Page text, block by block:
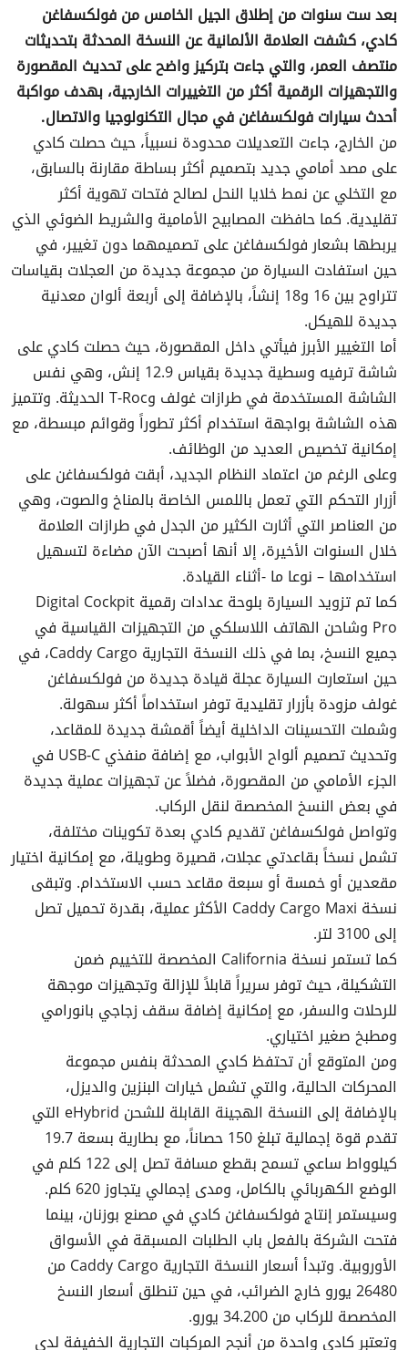
بعد ست سنوات من إطلاق الجيل الخامس من فولكسفاغن
كادي، كشفت العلامة الألمانية عن النسخة المحدثة بتحديثات
منتصف العمر، والتي جاءت بتركيز واضح على تحديث المقصورة
والتجهيزات الرقمية أكثر من التغييرات الخارجية، بهدف مواكبة
أحدث سيارات فولكسفاغن في مجال التكنولوجيا والاتصال.
من الخارج، جاءت التعديلات محدودة نسبياً، حيث حصلت كادي
على مصد أمامي جديد بتصميم أكثر بساطة مقارنة بالسابق،
مع التخلي عن نمط خلايا النحل لصالح فتحات تهوية أكثر
تقليدية. كما حافظت المصابيح الأمامية والشريط الضوئي الذي
يربطها بشعار فولكسفاغن على تصميمهما دون تغيير، في
حين استفادت السيارة من مجموعة جديدة من العجلات بقياسات
تتراوح بين 16 و18 إنشاً، بالإضافة إلى أربعة ألوان معدنية
جديدة للهيكل.
أما التغيير الأبرز فيأتي داخل المقصورة، حيث حصلت كادي على
شاشة ترفيه وسطية جديدة بقياس 12.9 إنش، وهي نفس
الشاشة المستخدمة في طرازات غولف وT-Roc الحديثة. وتتميز
هذه الشاشة بواجهة استخدام أكثر تطوراً وقوائم مبسطة، مع
إمكانية تخصيص العديد من الوظائف.
وعلى الرغم من اعتماد النظام الجديد، أبقت فولكسفاغن على
أزرار التحكم التي تعمل باللمس الخاصة بالمناخ والصوت، وهي
من العناصر التي أثارت الكثير من الجدل في طرازات العلامة
خلال السنوات الأخيرة، إلا أنها أصبحت الآن مضاءة لتسهيل
استخدامها – نوعا ما -أثناء القيادة.
كما تم تزويد السيارة بلوحة عدادات رقمية Digital Cockpit
Pro وشاحن الهاتف اللاسلكي من التجهيزات القياسية في
جميع النسخ، بما في ذلك النسخة التجارية Caddy Cargo، في
حين استعارت السيارة عجلة قيادة جديدة من فولكسفاغن
غولف مزودة بأزرار تقليدية توفر استخداماً أكثر سهولة.
وشملت التحسينات الداخلية أيضاً أقمشة جديدة للمقاعد،
وتحديث تصميم ألواح الأبواب، مع إضافة منفذي USB-C في
الجزء الأمامي من المقصورة، فضلاً عن تجهيزات عملية جديدة
في بعض النسخ المخصصة لنقل الركاب.
وتواصل فولكسفاغن تقديم كادي بعدة تكوينات مختلفة،
تشمل نسخاً بقاعدتي عجلات، قصيرة وطويلة، مع إمكانية اختيار
مقعدين أو خمسة أو سبعة مقاعد حسب الاستخدام. وتبقى
نسخة Caddy Cargo Maxi الأكثر عملية، بقدرة تحميل تصل
إلى 3100 لتر.
كما تستمر نسخة California المخصصة للتخييم ضمن
التشكيلة، حيث توفر سريراً قابلاً للإزالة وتجهيزات موجهة
للرحلات والسفر، مع إمكانية إضافة سقف زجاجي بانورامي
ومطبخ صغير اختياري.
ومن المتوقع أن تحتفظ كادي المحدثة بنفس مجموعة
المحركات الحالية، والتي تشمل خيارات البنزين والديزل،
بالإضافة إلى النسخة الهجينة القابلة للشحن eHybrid التي
تقدم قوة إجمالية تبلغ 150 حصاناً، مع بطارية بسعة 19.7
كيلوواط ساعي تسمح بقطع مسافة تصل إلى 122 كلم في
الوضع الكهربائي بالكامل، ومدى إجمالي يتجاوز 620 كلم.
وسيستمر إنتاج فولكسفاغن كادي في مصنع بوزنان، بينما
فتحت الشركة بالفعل باب الطلبات المسبقة في الأسواق
الأوروبية. وتبدأ أسعار النسخة التجارية Caddy Cargo من
26480 يورو خارج الضرائب، في حين تنطلق أسعار النسخ
المخصصة للركاب من 34.200 يورو.
وتعتبر كادي واحدة من أنجح المركبات التجارية الخفيفة لدى